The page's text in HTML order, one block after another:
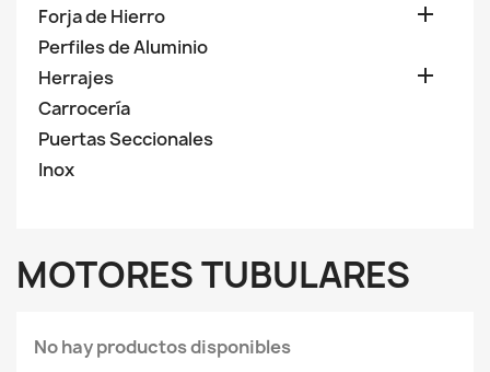
Forja de Hierro 
Perfiles de Aluminio
Herrajes

Carrocería
Puertas Seccionales
Inox
MOTORES TUBULARES
No hay productos disponibles